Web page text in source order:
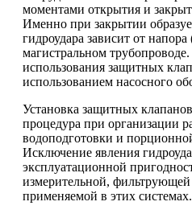
моментами открытия и
Именно при закрытии
гидроудара зависит от
магистральном
использования защитных
использованием насосного
Установка защитных
процедура при организации
водоподготовки и
Исключение явления
эксплуатационной
измерительной,
применяемой в этих системах.